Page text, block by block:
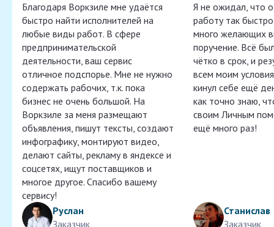
Благодаря Воркзиле мне удаётся
быстро найти исполнителей на
любые виды работ. В сфере
предпринимательской
деятельности, ваш сервис
отличное подспорье. Мне не нужно
содержать рабочих, т.к. пока
бизнес не очень большой. На
Воркзиле за меня размещают
объявления, пишут тексты, создают
инфографику, монтируют видео,
делают сайты, рекламу в яндексе и
соцсетях, ищут поставщиков и
многое другое. Спасибо вашему
сервису!
Руслан
Заказчик
Я не ожидал, что
работу так
много желающих
поручение. Всё
чётко в срок, и
всем моим
кинул себе ещё
как точно знаю,
своим Личным
ещё много раз!
Станислав
Заказчик